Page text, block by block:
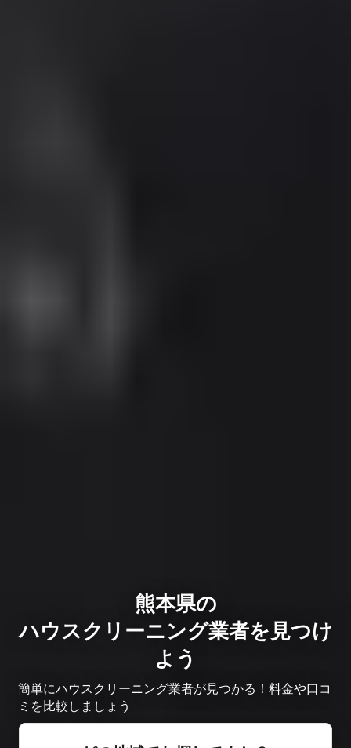
熊本県の
ハウスクリーニング業者を見つけ
よう
簡単にハウスクリーニング業者が見つかる！料金や口コ
ミを比較しましょう